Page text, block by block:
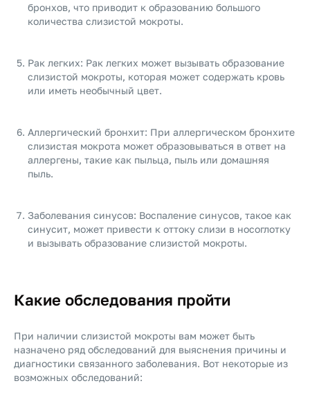
бронхов, что приводит к образованию большого
количества слизистой мокроты.
Рак легких: Рак легких может вызывать образование
слизистой мокроты, которая может содержать кровь
или иметь необычный цвет.
Аллергический бронхит: При аллергическом бронхите
слизистая мокрота может образовываться в ответ на
аллергены, такие как пыльца, пыль или домашняя
пыль.
Заболевания синусов: Воспаление синусов, такое как
синусит, может привести к оттоку слизи в носоглотку
и вызывать образование слизистой мокроты.
Какие обследования пройти
При наличии слизистой мокроты вам может быть
назначено ряд обследований для выяснения причины и
диагностики связанного заболевания. Вот некоторые из
возможных обследований: